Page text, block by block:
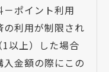
ポイント利用
利用が制限され
1以上）した場合
金額の際にこの